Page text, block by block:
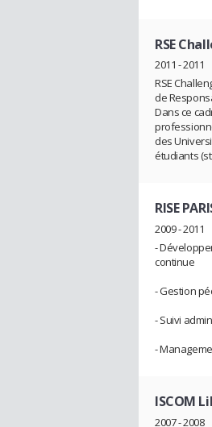
RSE
2011 - 2011
RSE
de
Dans ce
des
étudiants
RISE
2009 - 2011
-
continue
- Gestion
- Suivi
-
ISCOM
2007 - 2008